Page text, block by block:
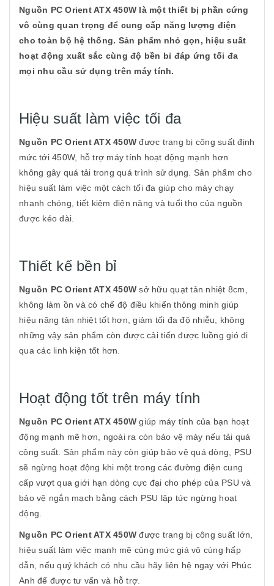
Nguồn PC Orient ATX 450W là một thiết bị phần cứng
vô cùng quan trọng để cung cấp năng lượng điện
cho toàn bộ hệ thống. Sản phẩm nhỏ gọn, hiệu suất
hoạt động xuất sắc cùng độ bền bỉ đáp ứng tối đa
mọi nhu cầu sử dụng trên máy tính.
Hiệu suất làm việc tối đa
Nguồn PC Orient ATX 450Wđược trang bị công suất định
mức tới 450W, hỗ trợ máy tính hoạt động mạnh hơn
không gây quá tải trong quá trình sử dụng. Sản phẩm cho
hiệu suất làm việc một cách tối đa giúp cho máy chạy
nhanh chóng, tiết kiệm điện năng và tuổi thọ của nguồn
được kéo dài.
Thiết kế bền bỉ
Nguồn PC Orient ATX 450W sở hữu quạt tản nhiệt 8cm,
không làm ồn và có chế độ điều khiển thông minh giúp
hiệu năng tản nhiệt tốt hơn, giảm tối đa độ nhiễu, không
những vậy sản phẩm còn được cải tiến được luồng gió đi
qua các linh kiện tốt hơn.
Hoạt động tốt trên máy tính
Nguồn PC Orient ATX 450Wgiúp máy tính của bạn hoạt
động mạnh mẽ hơn, ngoài ra còn bảo vệ máy nếu tải quá
công suất. Sản phẩm này còn giúp bảo vệ quá dòng, PSU
sẽ ngừng hoạt động khi một trong các đường điện cung
cấp vượt qua giới hạn dòng cực đại cho phép của PSU và
bảo vệ ngắn mạch bằng cách PSU lập tức ngừng hoạt
động.
Nguồn PC Orient ATX 450W được trang bị công suất lớn,
hiệu suất làm việc mạnh mẽ cùng mức giá vô cùng hấp
dẫn, nếu quý khách có nhu cầu hãy liên hệ ngay với Phúc
Anh để được tư vấn và hỗ trợ.